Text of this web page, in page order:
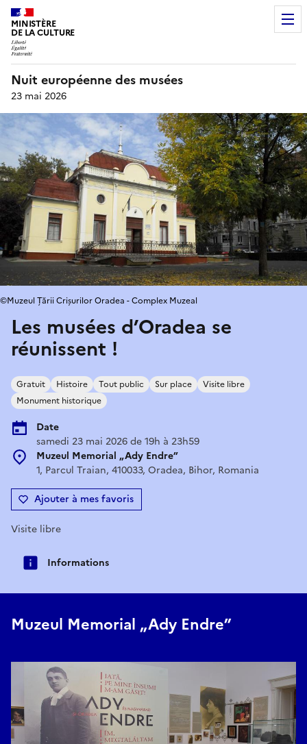
MINISTÈRE
DE LA CULTURE
Nuit européenne des musées
23 mai 2026
Les musées d’Oradea se
réunissent !
Gratuit Histoire Tout public Sur place
Visite libre
Monument historique
Date
samedi 23 mai 2026 de 19h à 23h59
Muzeul Memorial „Ady Endre”
1, Parcul Traian, 410033, Oradea, Bihor, Romania
Ajouter à mes favoris
©Muzeul Țării Crișurilor Oradea - Complex Muzeal
Visite libre
Informations
Muzeul Memorial „Ady Endre”